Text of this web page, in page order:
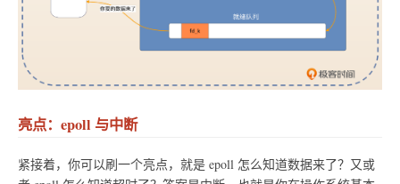
亮点：epoll 与中断
紧接着，你可以刷一个亮点，就是 epoll 怎么知道数据来了？又或